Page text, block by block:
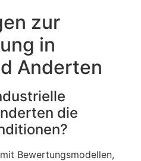
zur
in
Anderten
die
Bewertungsmodellen,